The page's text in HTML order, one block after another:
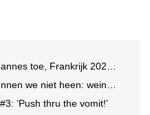
2026 Creative Country of the Year
awards voor Nederland in drukbezocht Cannes
‘Push thru the vomit!’